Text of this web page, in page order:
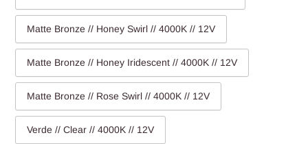
Matte Bronze // Honey Swirl // 4000K // 12V
Matte Bronze // Honey Iridescent // 4000K // 12V
Matte Bronze // Rose Swirl // 4000K // 12V
Verde // Clear // 4000K // 12V